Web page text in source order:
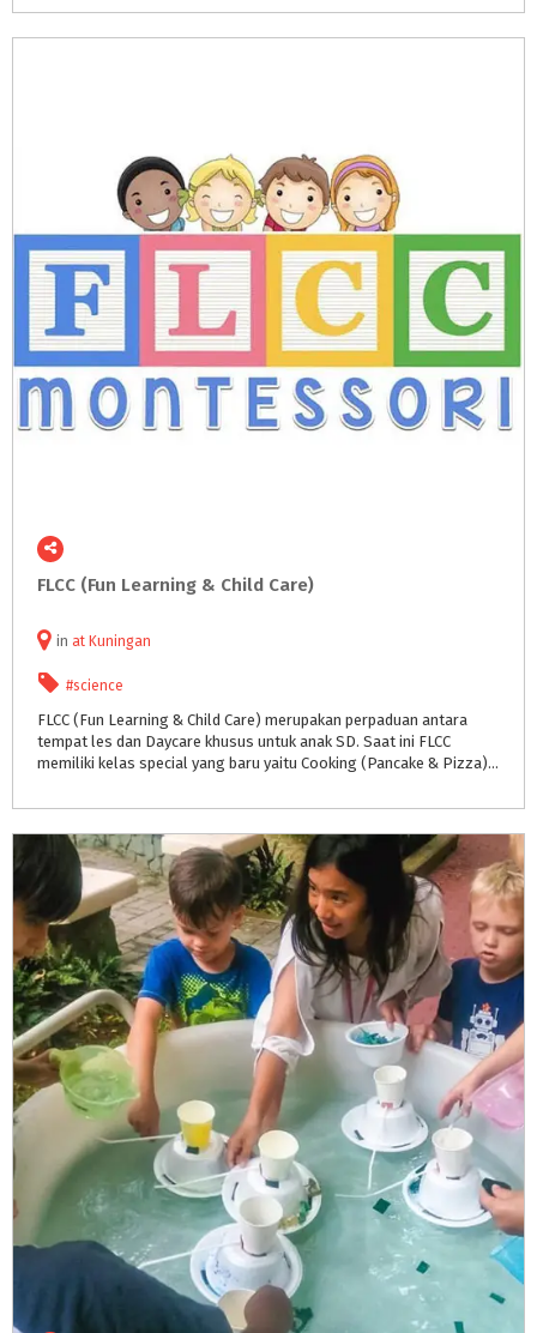
FLCC (Fun Learning & Child Care)
in at Kuningan
#science
FLCC (Fun Learning & Child Care) merupakan perpaduan antara
tempat les dan Daycare khusus untuk anak SD. Saat ini FLCC
memiliki kelas special yang baru yaitu Cooking (Pancake & Pizza) dan science Class.